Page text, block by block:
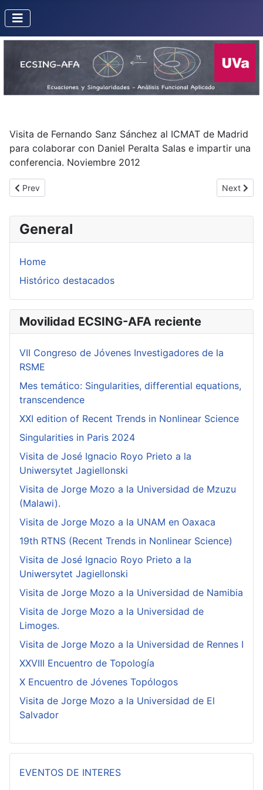
General
Home
Histórico destacados
Movilidad ECSING-AFA reciente
VII Congreso de Jóvenes Investigadores de la
RSME
Mes temático: Singularities, differential equations,
transcendence
XXI edition of Recent Trends in Nonlinear Science
Singularities in Paris 2024
Visita de José Ignacio Royo Prieto a la
Uniwersytet Jagiellonski
Visita de Jorge Mozo a la Universidad de Mzuzu
(Malawi).
Visita de Jorge Mozo a la UNAM en Oaxaca
19th RTNS (Recent Trends in Nonlinear Science)
Visita de José Ignacio Royo Prieto a la
Uniwersytet Jagiellonski
Visita de Jorge Mozo a la Universidad de Namibia
Visita de Jorge Mozo a la Universidad de
Limoges.
Visita de Jorge Mozo a la Universidad de Rennes I
XXVIII Encuentro de Topología
X Encuentro de Jóvenes Topólogos
Visita de Jorge Mozo a la Universidad de El
Salvador
EVENTOS DE INTERES
Visita de Fernando Sanz Sánchez al ICMAT de Madrid
para colaborar con Daniel Peralta Salas e impartir una
conferencia. Noviembre 2012
Previous article: Misión de F. Sanz a la Université de Savoie
Prev Next
Next